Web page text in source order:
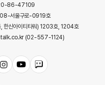
86-47109
서울구로-0919호
한신아이티타워) 1203호, 1204호
(02-557-1124)